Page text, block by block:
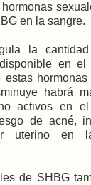
en la sangre.
la
en el
habrá
activos en
de acné,
uterino en
de SHBG